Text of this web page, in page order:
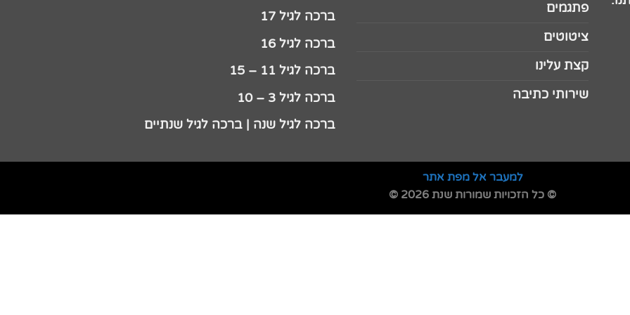
פתגמים
ציטוטים
קצת עלינו
שירותי כתיבה
ברכה לגיל 17
ברכה לגיל 16
ברכה לגיל 11 – 15
ברכה לגיל 3 – 10
ברכה לגיל שנה | ברכה לגיל שנתיים
למעבר אל מפת אתר
© כל הזכויות שמורות שנת 2026 ©